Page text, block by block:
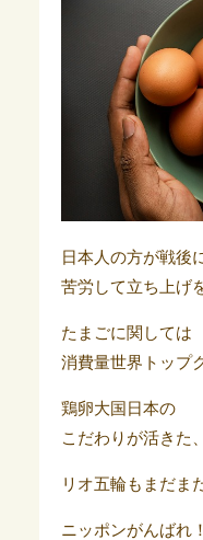
日本人の方が戦後
苦労して立ち上げ
たまごに関しては
消費量世界トップ
鶏卵大国日本の
こだわりが活きた
リオ五輪もまだま
ニッポンがんばれ！